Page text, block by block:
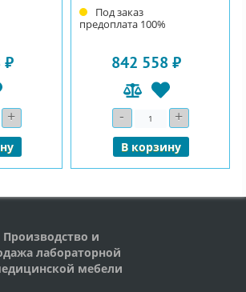
₽
+
Под заказ
предоплата 100%
842 558 ₽
- Количество+
В корзину
Производство и
лабораторной
мебели